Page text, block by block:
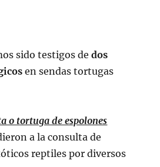
sido testigos dedos
en sendas tortugas
o tortuga de espolones
a la consulta de
reptiles por diversos